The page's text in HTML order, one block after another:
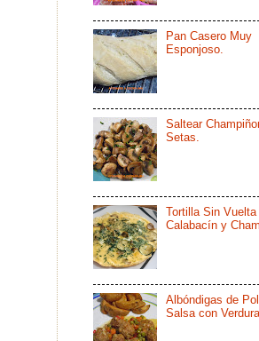
Pan Casero Muy
Esponjoso.
Saltear
Setas.
Tortilla Sin Vuelta
Calabacín y
Albóndigas de
Salsa con